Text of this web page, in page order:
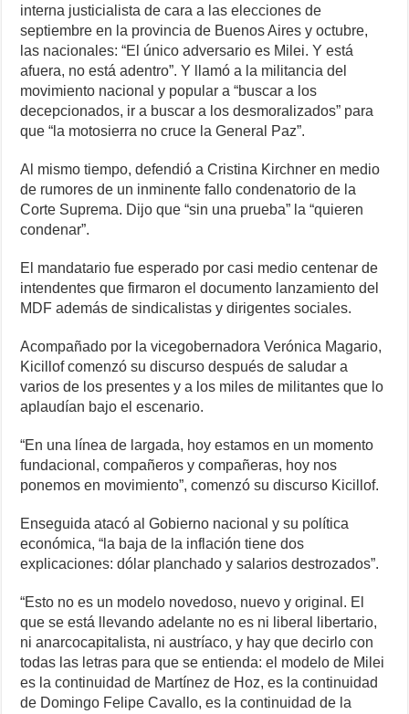
interna justicialista de cara a las elecciones de
septiembre en la provincia de Buenos Aires y octubre,
las nacionales: “El único adversario es Milei. Y está
afuera, no está adentro”. Y llamó a la militancia del
movimiento nacional y popular a “buscar a los
decepcionados, ir a buscar a los desmoralizados” para
que “la motosierra no cruce la General Paz”.
Al mismo tiempo, defendió a Cristina Kirchner en medio
de rumores de un inminente fallo condenatorio de la
Corte Suprema. Dijo que “sin una prueba” la “quieren
condenar”.
El mandatario fue esperado por casi medio centenar de
intendentes que firmaron el documento lanzamiento del
MDF además de sindicalistas y dirigentes sociales.
Acompañado por la vicegobernadora Verónica Magario,
Kicillof comenzó su discurso después de saludar a
varios de los presentes y a los miles de militantes que lo
aplaudían bajo el escenario.
“En una línea de largada, hoy estamos en un momento
fundacional, compañeros y compañeras, hoy nos
ponemos en movimiento”, comenzó su discurso Kicillof.
Enseguida atacó al Gobierno nacional y su política
económica, “la baja de la inflación tiene dos
explicaciones: dólar planchado y salarios destrozados”.
“Esto no es un modelo novedoso, nuevo y original. El
que se está llevando adelante no es ni liberal libertario,
ni anarcocapitalista, ni austríaco, y hay que decirlo con
todas las letras para que se entienda: el modelo de Milei
es la continuidad de Martínez de Hoz, es la continuidad
de Domingo Felipe Cavallo, es la continuidad de la